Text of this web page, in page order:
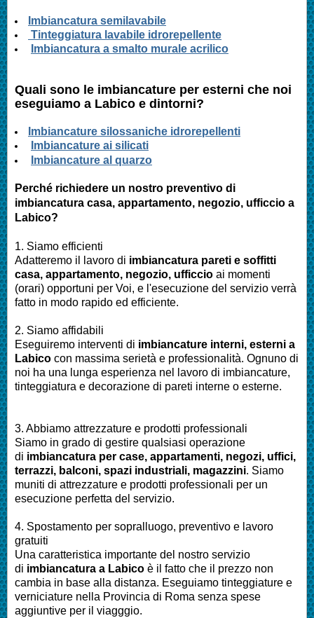
Imbiancatura semilavabile
Tinteggiatura lavabile idrorepellente
Imbiancatura a smalto murale acrilico
Quali sono le imbiancature per esterni che noi
eseguiamo a Labico e dintorni?
mbiancature silossaniche idrorepellenti
Imbiancature ai silicati
Imbiancature al quarzo
Perché richiedere un nostro preventivo di
imbiancatura casa, appartamento, negozio, ufficcio a
Labico?
1. Siamo efficienti
Adatteremo il lavoro di imbiancatura pareti e soffitti
casa, appartamento, negozio, ufficcio ai momenti
(orari) opportuni per Voi, e l'esecuzione del servizio verrà
fatto in modo rapido ed efficiente.
2. Siamo affidabili
Eseguiremo interventi di imbiancature interni, esterni a
Labico con massima serietà e professionalità. Ognuno di
noi ha una lunga esperienza nel lavoro di imbiancature,
tinteggiatura e decorazione di pareti interne o esterne.
3. Abbiamo attrezzature e prodotti professionali
Siamo in grado di gestire qualsiasi operazione
di imbiancatura per case, appartamenti, negozi, uffici,
terrazzi, balconi, spazi industriali, magazzini. Siamo
muniti di attrezzature e prodotti professionali per un
esecuzione perfetta del servizio.
4. Spostamento per sopralluogo, preventivo e lavoro
gratuiti
Una caratteristica importante del nostro servizio
di imbiancatura a Labico è il fatto che il prezzo non
cambia in base alla distanza. Eseguiamo tinteggiature e
verniciature nella Provincia di Roma senza spese
aggiuntive per il viagggio.